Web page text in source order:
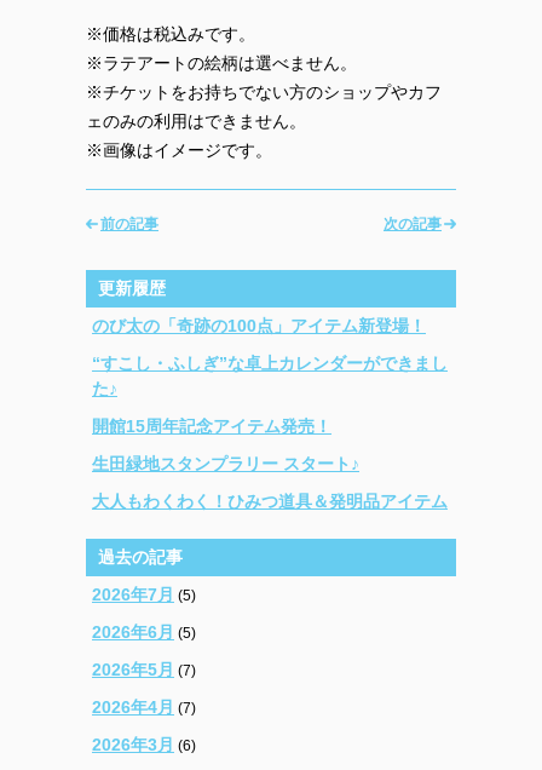
※価格は税込みです。
※ラテアートの絵柄は選べません。
※チケットをお持ちでない方のショップやカフ
ェのみの利用はできません。
※画像はイメージです。
次の記事
前の記事
更新履歴
のび太の「奇跡の100点」アイテム新登場！
“すこし・ふしぎ”な卓上カレンダーができまし
た♪
開館15周年記念アイテム発売！
生田緑地スタンプラリー スタート♪
大人もわくわく！ひみつ道具＆発明品アイテム
過去の記事
2026年7月 (5)
2026年6月 (5)
2026年5月 (7)
2026年4月 (7)
2026年3月 (6)